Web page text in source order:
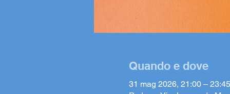
Quando e dove
31 mag 2026, 21:00 – 23:45